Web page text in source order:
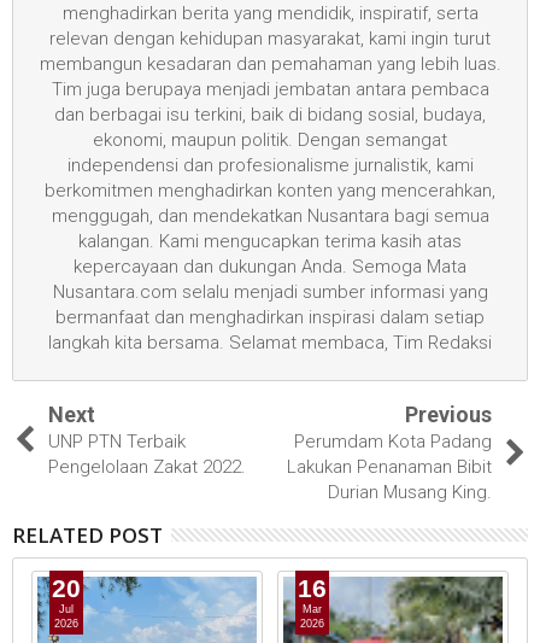
menghadirkan berita yang mendidik, inspiratif, serta
relevan dengan kehidupan masyarakat, kami ingin turut
membangun kesadaran dan pemahaman yang lebih luas.
Tim juga berupaya menjadi jembatan antara pembaca
dan berbagai isu terkini, baik di bidang sosial, budaya,
ekonomi, maupun politik. Dengan semangat
independensi dan profesionalisme jurnalistik, kami
berkomitmen menghadirkan konten yang mencerahkan,
menggugah, dan mendekatkan Nusantara bagi semua
kalangan. Kami mengucapkan terima kasih atas
kepercayaan dan dukungan Anda. Semoga Mata
Nusantara.com selalu menjadi sumber informasi yang
bermanfaat dan menghadirkan inspirasi dalam setiap
langkah kita bersama. Selamat membaca, Tim Redaksi
Next
UNP PTN Terbaik
Pengelolaan Zakat 2022.
Previous
Perumdam Kota Padang
Lakukan Penanaman Bibit
Durian Musang King.
RELATED POST
20
Jul
2026
16
Mar
2026